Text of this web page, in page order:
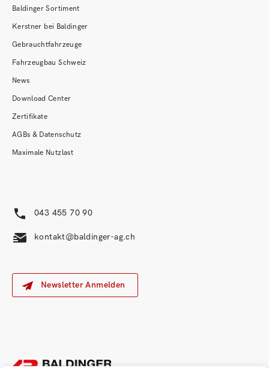
Baldinger Sortiment
Kerstner bei Baldinger
Gebrauchtfahrzeuge
Fahrzeugbau Schweiz
News
Download Center
Zertifikate
AGBs & Datenschutz
Maximale Nutzlast
043 455 70 90
kontakt@baldinger-ag.ch
Newsletter Anmelden